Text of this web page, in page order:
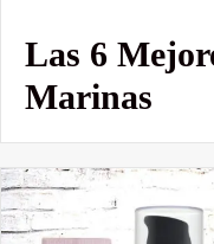
Las 6
Marinas